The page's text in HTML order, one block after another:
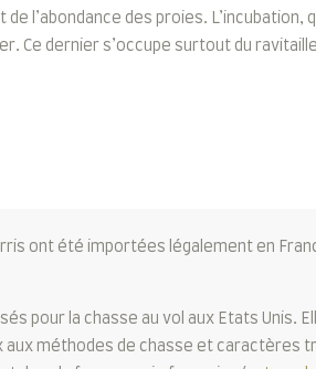
l’abondance des proies. L’incubation,
Ce dernier s’occupe surtout du
ont été importées légalement en
pour la chasse au vol aux Etats Unis.
aux méthodes de chasse et caractères